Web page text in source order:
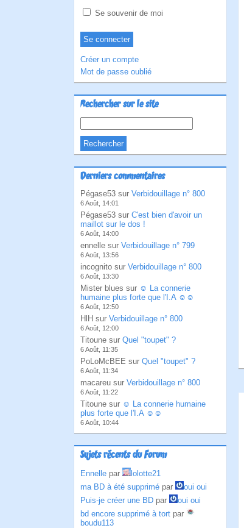
Se souvenir de moi
Créer un compte
Mot de passe oublié
Rechercher sur le site
Derniers commentaires
Pégase53 sur Verbidouillage n° 800
6 Août, 14:01
Pégase53 sur C'est bien d'avoir un
maillot sur le dos !
6 Août, 14:00
ennelle sur Verbidouillage n° 799
6 Août, 13:56
incognito sur Verbidouillage n° 800
6 Août, 13:30
Mister blues sur ☺ La connerie
humaine plus forte que l'I.A ☺☺
6 Août, 12:50
HlH sur Verbidouillage n° 800
6 Août, 12:00
Titoune sur Quel "toupet" ?
6 Août, 11:35
PoLoMcBEE sur Quel "toupet" ?
6 Août, 11:34
macareu sur Verbidouillage n° 800
6 Août, 11:22
Titoune sur ☺ La connerie humaine
plus forte que l'I.A ☺☺
6 Août, 10:44
Sujets récents du Forum
Ennelle par
lolotte21
ma BD à été supprimé par
oui oui
Puis-je créer une BD par
oui oui
bd encore supprimé à tort par
boudu113